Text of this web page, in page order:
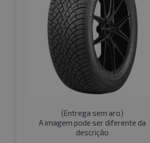
(Entrega sem aro)
A imagem pode ser diferente da
descrição